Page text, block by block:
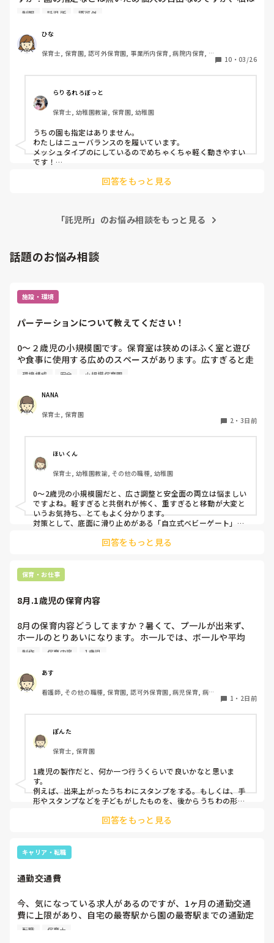
今NIKEのスニーカーを履いています。動きやすく使いやすい
制服 託児所 認可外
ひな
保育士, 保育園, 認可外保育園, 事業所内保育, 病院内保育,
10 ・ 03/26
らりるれろぼっと
保育士, 幼稚園教諭, 保育園, 幼稚園
うちの園も指定はありません。
わたしはニューバランスのを履いています。
メッシュタイプのにしているのでめちゃくちゃ軽く動きやすい
です！
雨の日散歩とかない園なのであまり支障はないです。
回答をもっと見る
「託児所」のお悩み相談をもっと見る
話題のお悩み相談
施設・環境
パーテーションについて教えてください！
0〜２歳児の小規模園です。保育室は狭めのほふく室と遊び
や食事に使用する広めのスペースがあります。広すぎると走
り回ったりして落ち着かないので、活動によってパーテーシ
うな素材で軽いので、ちょっと体が当たると倒れたり、つか
まり立ちが不安定な子にとっては共倒れになったりで危険で
す。かと言って固定してしまうと活動によって柔軟に移動す
しっかりした重いものを置いていましたが、移動が大変で使
い勝手が悪く、子どもがぶつかって倒れた時に怖い思いをし
ました。
皆さんの園ではどんなもので工夫されていますか？
環境構成 安全 小規模保育園
NANA
保育士, 保育園
2 ・ 3日前
ほいくん
保育士, 幼稚園教諭, その他の職種, 幼稚園
0〜2歳児の小規模園だと、広さ調整と安全面の両立は悩ましい
ですよね。軽すぎると共倒れが怖く、重すぎると移動が大変と
いうお気持ち、とてもよく分かります。
対策として、底面に滑り止めがある「自立式ベビーゲート」な
た、ストッパー付きキャスターをつけたロー棚を仕切りにすれ
り、脚元に水入りペットボトルなどの重りを付けて補強してみ
てくださいね。安全で使いやすい方法が見つかるよう応援して
回答をもっと見る
保育・お仕事
8月.1歳児の保育内容
8月の保育内容どうしてますか？暑くて、プ一ルが出来ず、
ホ一ルのとりあいになります。ホ一ルでは、ボ一ルや平均
台、風船で遊んでいます。製作で、うちわや望遠鏡や風鈴🎐
クラスです、玩具で遊ばせながら、何人かずつよんで、やっ
ています。何か、いいアイデアや、工夫など、何でもいいの
で、教えて下さい。
制作 保育内容 1歳児
あす
看護師, その他の職種, 保育園, 認可外保育園, 病児保育, 病院
1 ・ 2日前
ぽんた
保育士, 保育園
1歳児の製作だと、何か一つ行うくらいで良いかなと思いま
す。
例えば、出来上がったうちわにスタンプをする。もしくは、手
形やスタンプなどを子どもがしたものを、後からうちわの形に
雨遊び、氷遊び、など間食遊びをたくさん行っています。
す！いつもと違うおもちゃ、室内に興味津々です！
回答をもっと見る
キャリア・転職
通勤交通費
今、気になっている求人があるのですが、1ヶ月の通勤交通
費に上限があり、自宅の最寄駅から園の最寄駅までの通勤定
期代が5,000円ほどオーバーします
転職 保育士